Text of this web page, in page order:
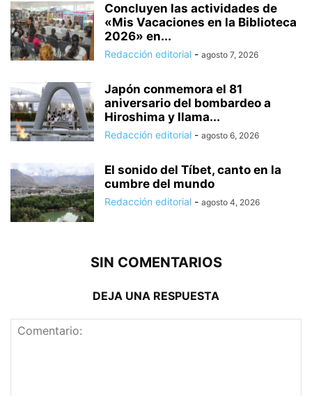
Concluyen las actividades de
«Mis Vacaciones en la Biblioteca
2026» en...
Redacción editorial - agosto 7, 2026
Japón conmemora el 81
aniversario del bombardeo a
Hiroshima y llama...
Redacción editorial - agosto 6, 2026
El sonido del Tíbet, canto en la
cumbre del mundo
Redacción editorial - agosto 4, 2026
SIN COMENTARIOS
DEJA UNA RESPUESTA